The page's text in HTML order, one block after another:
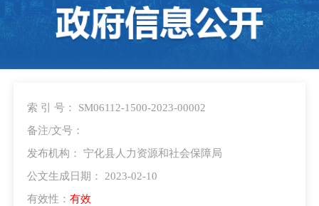
索 引 号： SM06112-1500-2023-00002
备注/文号：
发布机构： 宁化县人力资源和社会保障局
公文生成日期： 2023-02-10
有效性： 有效